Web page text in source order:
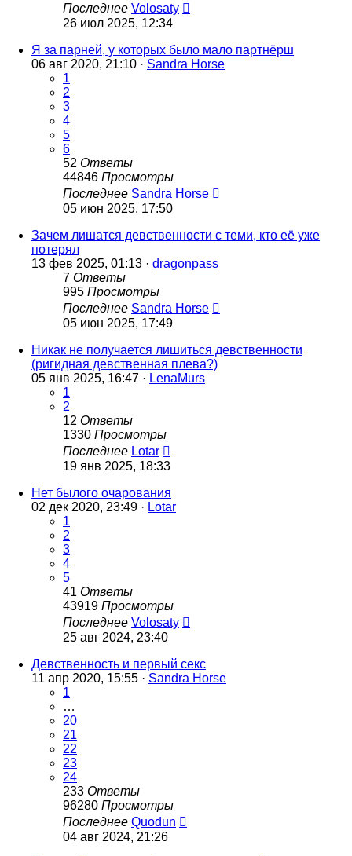
Последнее Volosaty
26 июл 2025, 12:34
Я за парней, у которых было мало партнёрш
06 авг 2020, 21:10 · Sandra Horse
1
2
3
4
5
6
52 Ответы
44846 Просмотры
Последнее Sandra Horse
05 июн 2025, 17:50
Зачем лишатся девственности с теми, кто её уже
потерял
13 фев 2025, 01:13 · dragonpass
7 Ответы
995 Просмотры
Последнее Sandra Horse
05 июн 2025, 17:49
Никак не получается лишиться девственности
(ригидная девственная плева?)
05 янв 2025, 16:47 · LenaMurs
1
2
12 Ответы
1330 Просмотры
Последнее Lotar
19 янв 2025, 18:33
Нет былого очарования
02 дек 2020, 23:49 · Lotar
1
2
3
4
5
41 Ответы
43919 Просмотры
Последнее Volosaty
25 авг 2024, 23:40
Девственность и первый секс
11 апр 2020, 15:55 · Sandra Horse
1
…
20
21
22
23
24
233 Ответы
96280 Просмотры
Последнее Quodun
04 авг 2024, 21:26